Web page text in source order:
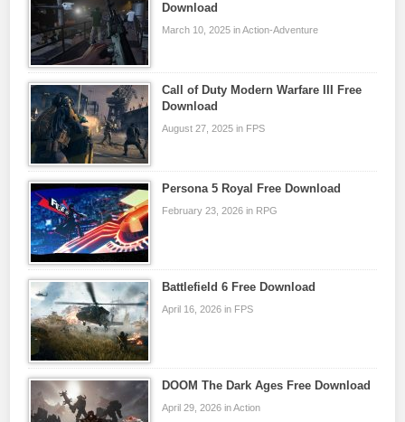
Download
March 10, 2025 in Action-Adventure
Call of Duty Modern Warfare III Free
Download
August 27, 2025 in FPS
Persona 5 Royal Free Download
February 23, 2026 in RPG
Battlefield 6 Free Download
April 16, 2026 in FPS
DOOM The Dark Ages Free Download
April 29, 2026 in Action